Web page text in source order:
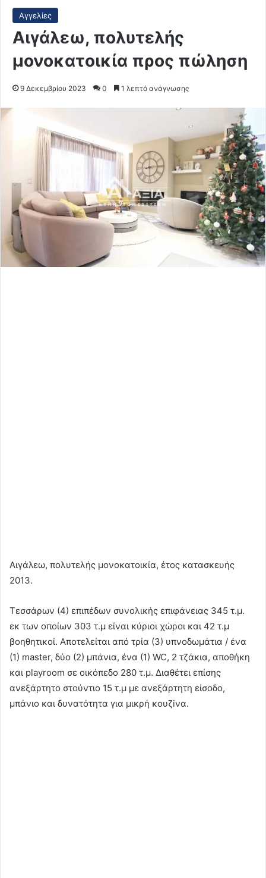
Αγγελίες
Αιγάλεω, πολυτελής
μονοκατοικία προς πώληση
9 Δεκεμβρίου 2023 0 1 λεπτό ανάγνωσης
Αιγάλεω, πολυτελής μονοκατοικία, έτος κατασκευής
2013.
Τεσσάρων (4) επιπέδων συνολικής επιφάνειας 345 τ.μ.
εκ των οποίων 303 τ.μ είναι κύριοι χώροι και 42 τ.μ
βοηθητικοί. Αποτελείται από τρία (3) υπνοδωμάτια / ένα
(1) master, δύο (2) μπάνια, ένα (1) WC, 2 τζάκια, αποθήκη
και playroom σε οικόπεδο 280 τ.μ. Διαθέτει επίσης
ανεξάρτητο στούντιο 15 τ.μ με ανεξάρτητη είσοδο,
μπάνιο και δυνατότητα για μικρή κουζiνα.